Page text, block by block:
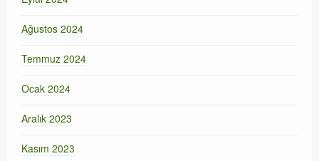
Ağustos 2024
Temmuz 2024
Ocak 2024
Aralık 2023
Kasım 2023